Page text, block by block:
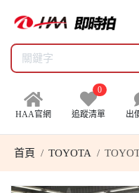
HAA官網
0
追蹤清單 出
首頁 TOYOTA